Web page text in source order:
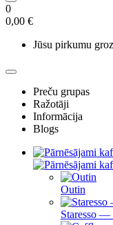
0
0,00 €
Jūsu pirkumu
Preču grupas
Ražotāji
Informācija
Blogs
Outin
Staresso —